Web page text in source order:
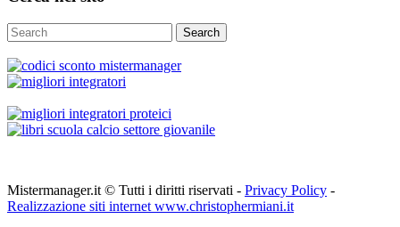
Search
Mistermanager.it © Tutti i diritti riservati - Privacy Policy -
Realizzazione siti internet www.christophermiani.it